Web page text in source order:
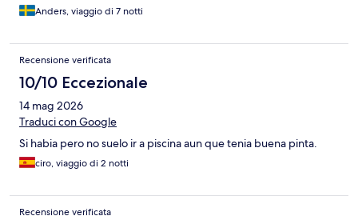
Anders, viaggio di 7 notti
Recensione verificata
10/10 Eccezionale
14 mag 2026
Traduci con Google
Si habia pero no suelo ir a piscina aun que tenia buena pinta.
ciro, viaggio di 2 notti
Recensione verificata